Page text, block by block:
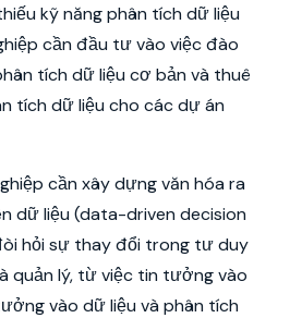
kỹ năng phân tích dữ liệu
cần đầu tư vào việc đào
tích dữ liệu cơ bản và thuê
tích dữ liệu cho các dự án
cần xây dựng văn hóa ra
dữ liệu (data-driven decision
hỏi sự thay đổi trong tư duy
quản lý, từ việc tin tưởng vào
vào dữ liệu và phân tích